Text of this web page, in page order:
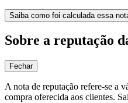
Saiba como foi calculada essa
Sobre a reputação
Fechar
A nota de reputação refere-se a
compra oferecida aos clientes.